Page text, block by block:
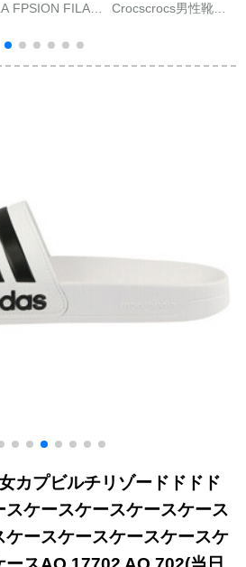
FPSION FILA女
マジックトラッ
Crocscrocs男性靴女
ベヤビト靴洞サロン
カプビルチリゾードドドド
スケースケースケースケース
ースケースケースケースケ